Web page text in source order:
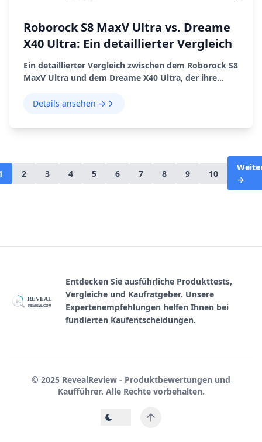
Roborock S8 MaxV Ultra vs. Dreame
X40 Ultra: Ein detaillierter Vergleich
Ein detaillierter Vergleich zwischen dem Roborock S8
MaxV Ultra und dem Dreame X40 Ultra, der ihre
Details ansehen →
2 3 4 5 6 7 8 9 10
→
R REVEAL
REVIEW.COM
Entdecken Sie ausführliche Produkttests,
Vergleiche und Kaufratgeber. Unsere
Expertenempfehlungen helfen Ihnen bei
fundierten Kaufentscheidungen.
© 2025 RevealReview - Produktbewertungen und
Kaufführer. Alle Rechte vorbehalten.